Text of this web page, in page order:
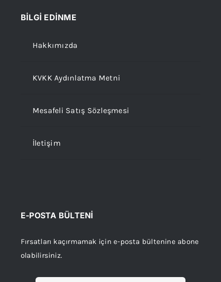
BİLGİ EDİNME
Hakkımızda
KVKK Aydınlatma Metni
Mesafeli Satış Sözleşmesi
İletişim
E-POSTA BÜLTENİ
Fırsatları kaçırmamak için e-posta bültenine abone
olabilirsiniz.